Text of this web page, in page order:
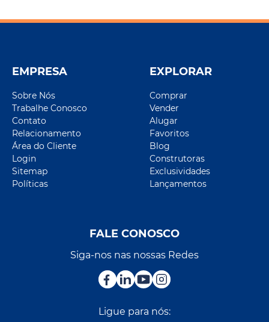
EMPRESA
Sobre Nós
Trabalhe Conosco
Contato
Relacionamento
Área do Cliente
Login
Sitemap
Políticas
EXPLORAR
Comprar
Vender
Alugar
Favoritos
Blog
Construtoras
Exclusividades
Lançamentos
FALE CONOSCO
Siga-nos nas nossas Redes
Ligue para nós: